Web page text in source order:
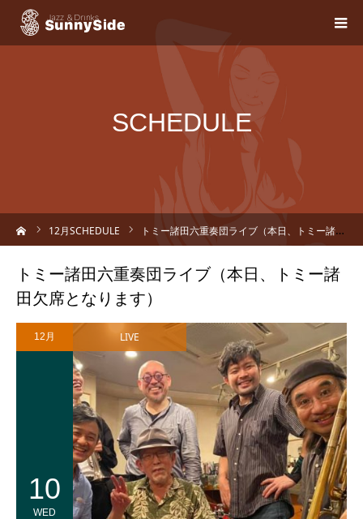
SCHEDULE
12月SCHEDULE トミー諸田六重奏団ライブ（本日、トミー諸田欠席となります）
トミー諸田六重奏団ライブ（本日、トミー諸
田欠席となります）
12月
10
WED
LIVE